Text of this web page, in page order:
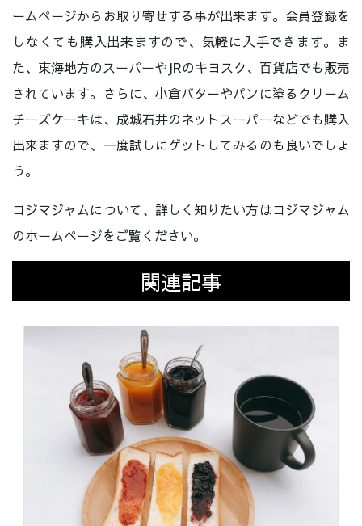
ームページからお取り寄せする事が出来ます。会員登録を
しなくても購入出来ますので、気軽に入手できます。ま
た、東海地方のスーパーやJRのキヨスク、百貨店でも販売
されています。さらに、小倉バターやパンに塗るクリーム
チーズケーキは、成城石井のネットスーパーなどでも購入
出来ますので、一度試しにゲットしてみるのも良いでしょ
う。
コジマジャムについて、詳しく知りたい方はコジマジャム
のホームページをご覧ください。
関連記事